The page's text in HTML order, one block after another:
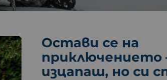
Остави се на
приключението
изцапаш, но си